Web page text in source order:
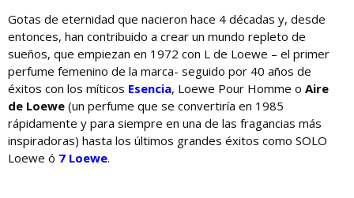
Gotas de eternidad que nacieron hace 4 décadas y, desde
entonces, han contribuido a crear un mundo repleto de
sueños, que empiezan en 1972 con L de Loewe – el primer
perfume femenino de la marca- seguido por 40 años de
éxitos con los míticos Esencia, Loewe Pour Homme o Aire
de Loewe (un perfume que se convertiría en 1985
rápidamente y para siempre en una de las fragancias más
inspiradoras) hasta los últimos grandes éxitos como SOLO
Loewe ó 7 Loewe.